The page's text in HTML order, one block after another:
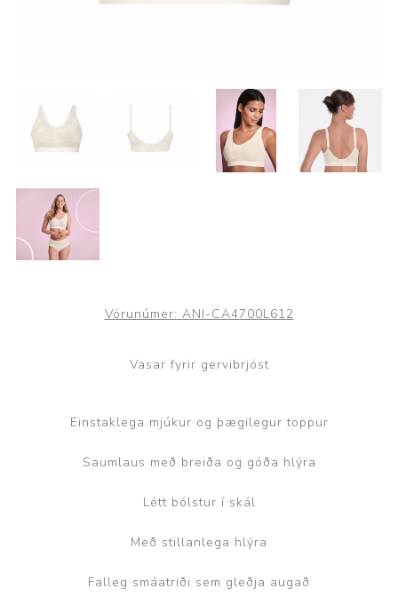
Vörunúmer: ANI-CA4700L612
Vasar fyrir gervibrjóst
Einstaklega mjúkur og þægilegur toppur
Saumlaus með breiða og góða hlýra
Létt bólstur í skál
Með stillanlega hlýra
Falleg smáatriði sem gleðja augað